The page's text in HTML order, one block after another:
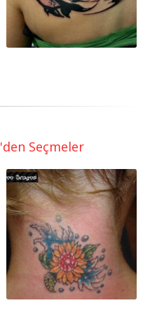
'den Seçmeler